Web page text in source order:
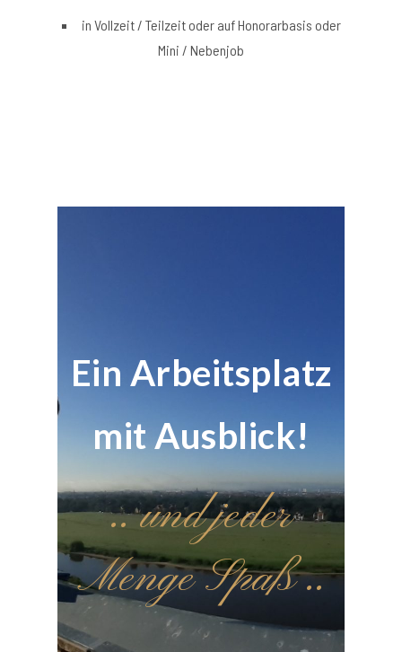
in Vollzeit / Teilzeit oder auf Honorarbasis oder
Mini / Nebenjob
Ein Arbeitsplatz
mit Ausblick!
.. und jeder
Menge Spaß ..